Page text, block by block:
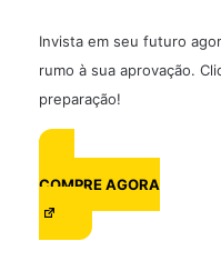
Invista em seu futuro
rumo à sua aprovação.
preparação!
COMPRE AGORA